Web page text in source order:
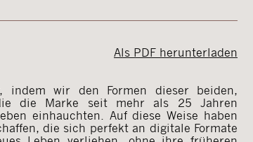
Als PDF herunterladen
indem wir den Formen dieser beiden,
die Marke seit mehr als 25 Jahren
einhauchten. Auf diese Weise haben
die sich perfekt an digitale Formate